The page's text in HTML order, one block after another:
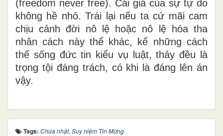
(freedom never free). Cái giá của sự tự do
không hề nhỏ. Trái lại nếu ta cứ mãi cam
chịu cảnh đời nô lệ hoặc nô lệ hóa tha
nhân cách này thể khác, kể những cách
thế sống đức tin kiểu vụ luật, thảy đều là
trọng tội đáng trách, có khi là đáng lên án
vậy.
Tags: Chúa nhật, Suy niệm Tin Mừng